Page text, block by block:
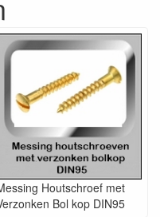
Houtschroef met
Bol kop DIN95